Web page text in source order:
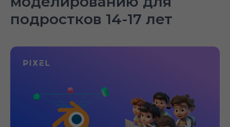
подростков 14-17 лет